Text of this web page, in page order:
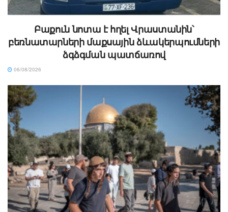
Բաքուն նոտա է հղել Վրաստանին՝
բեռնատարների մաքսային ձևակերպումների
ձգձգման պատճառով
06/08/2026